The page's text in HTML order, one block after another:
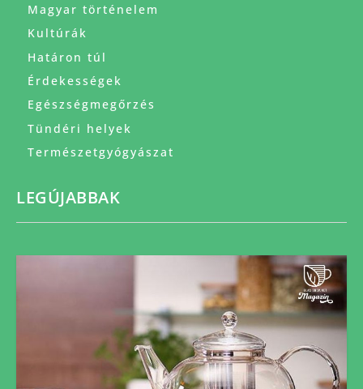
Magyar történelem
Kultúrák
Határon túl
Érdekességek
Egészségmegőrzés
Tündéri helyek
Természetgyógyászat
LEGÚJABBAK